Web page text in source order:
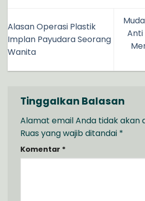
Alasan Operasi Plastik
Implan Payudara Seorang
Wanita
Anti
Tinggalkan Balasan
Alamat email Anda tidak akan
Ruas yang wajib ditandai *
Komentar *